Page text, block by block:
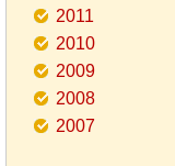
2011
2010
2009
2008
2007